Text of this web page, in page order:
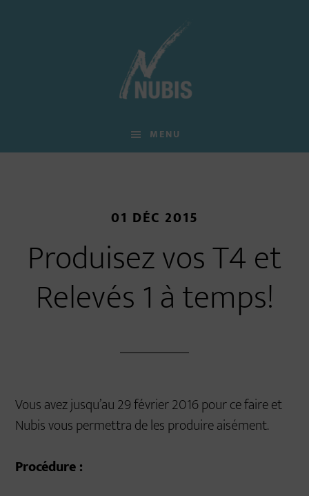
MENU
01 DÉC 2015
Produisez vos T4 et
Relevés 1 à temps!
Vous avez jusqu’au 29 février 2016 pour ce faire et
Nubis vous permettra de les produire aisément.
Procédure :